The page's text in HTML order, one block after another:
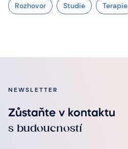
Rozhovor Studie Terapie
NEWSLETTER
Zůstaňte v kontaktu
s budoucností